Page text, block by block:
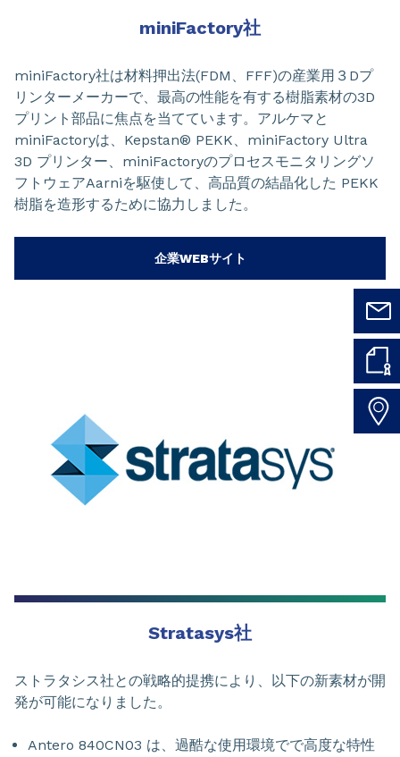
miniFactory社
miniFactory社は材料押出法(FDM、FFF)の産業用３Dプ
リンターメーカーで、最高の性能を有する樹脂素材の3D
プリント部品に焦点を当てています。アルケマと
miniFactoryは、Kepstan® PEKK、miniFactory Ultra
3D プリンター、miniFactoryのプロセスモニタリングソ
フトウェアAarniを駆使して、高品質の結晶化した PEKK
樹脂を造形するために協力しました。
企業WEBサイト
Stratasys社
ストラタシス社との戦略的提携により、以下の新素材が開
発が可能になりました。
Antero 840CN03 は、過酷な使用環境でで高度な特性